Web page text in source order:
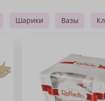
Шарики Вазы